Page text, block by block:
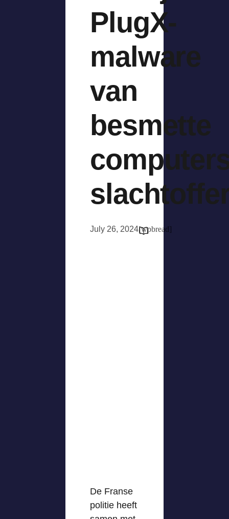
PlugX-
malware
van
besmette
July 26, 2024[wpbread]
De Franse
politie heeft